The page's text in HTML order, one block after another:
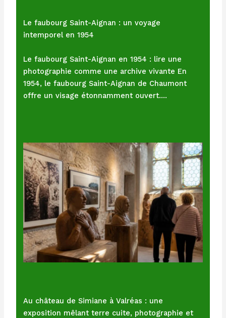
Le faubourg Saint-Aignan : un voyage
intemporel en 1954
Le faubourg Saint-Aignan en 1954 : lire une
photographie comme une archive vivante En
1954, le faubourg Saint-Aignan de Chaumont
offre un visage étonnamment ouvert.…
Au château de Simiane à Valréas : une
exposition mêlant terre cuite, photographie et